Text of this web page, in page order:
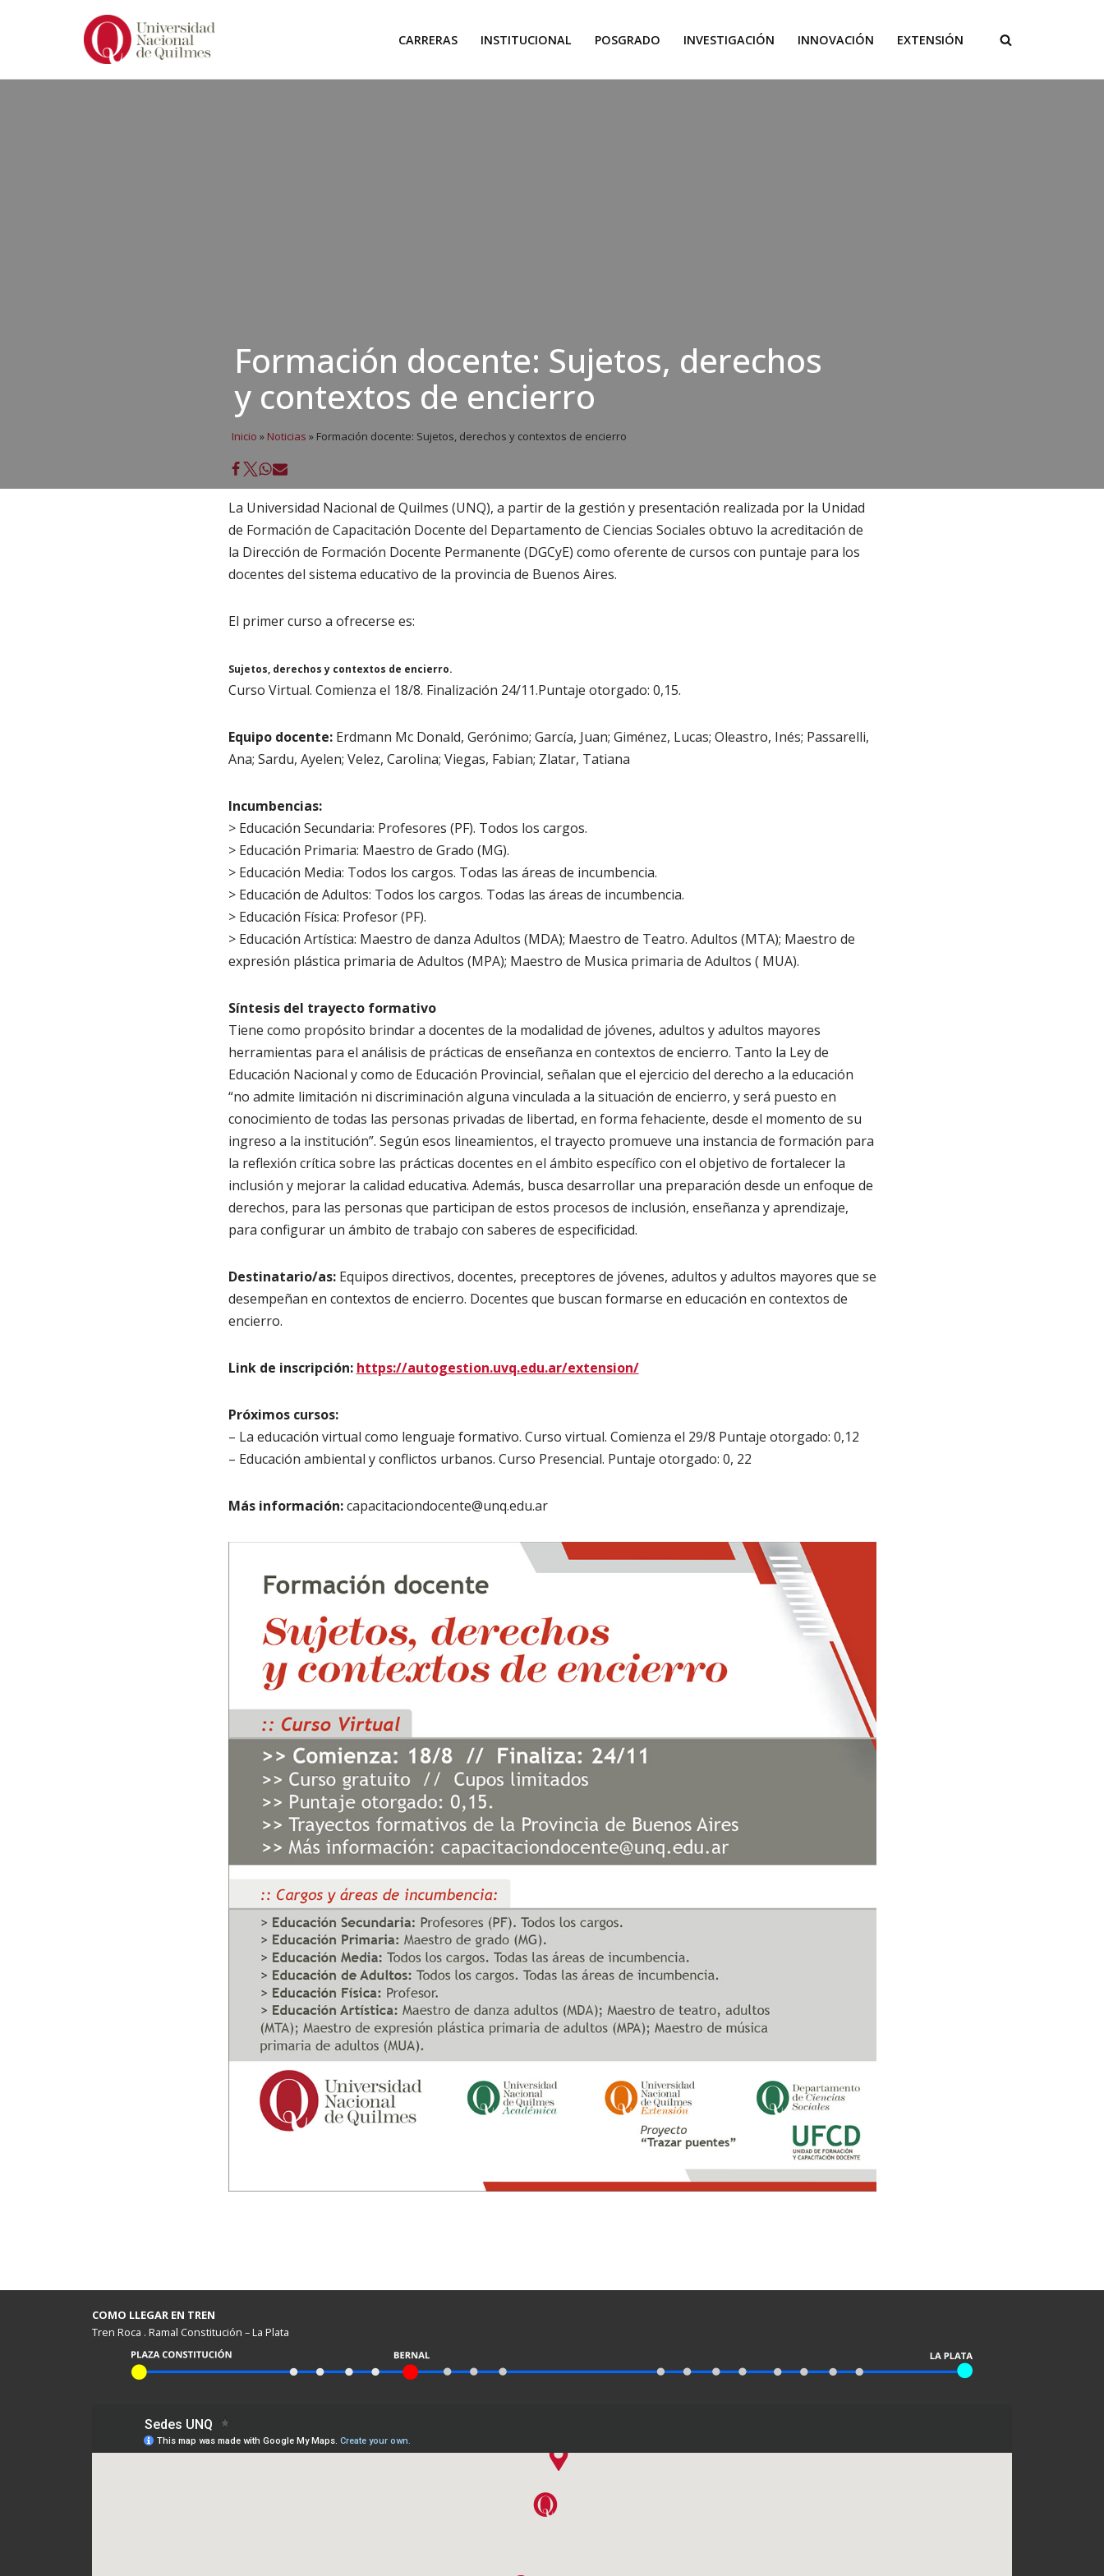
CARRERAS INSTITUCIONAL POSGRADO INVESTIGACIÓN INNOVACIÓN EXTENSIÓN
Formación docente: Sujetos, derechos
y contextos de encierro
Inicio » Noticias » Formación docente: Sujetos, derechos y contextos de encierro
La Universidad Nacional de Quilmes (UNQ), a partir de la gestión y presentación realizada por la Unidad
de Formación de Capacitación Docente del Departamento de Ciencias Sociales obtuvo la acreditación de
la Dirección de Formación Docente Permanente (DGCyE) como oferente de cursos con puntaje para los
docentes del sistema educativo de la provincia de Buenos Aires.
El primer curso a ofrecerse es:
Sujetos, derechos y contextos de encierro.
Curso Virtual. Comienza el 18/8. Finalización 24/11.Puntaje otorgado: 0,15.
Equipo docente: Erdmann Mc Donald, Gerónimo; García, Juan; Giménez, Lucas; Oleastro, Inés; Passarelli,
Ana; Sardu, Ayelen; Velez, Carolina; Viegas, Fabian; Zlatar, Tatiana
Incumbencias:
> Educación Secundaria: Profesores (PF). Todos los cargos.
> Educación Primaria: Maestro de Grado (MG).
> Educación Media: Todos los cargos. Todas las áreas de incumbencia.
> Educación de Adultos: Todos los cargos. Todas las áreas de incumbencia.
> Educación Física: Profesor (PF).
> Educación Artística: Maestro de danza Adultos (MDA); Maestro de Teatro. Adultos (MTA); Maestro de
expresión plástica primaria de Adultos (MPA); Maestro de Musica primaria de Adultos ( MUA).
Síntesis del trayecto formativo
Tiene como propósito brindar a docentes de la modalidad de jóvenes, adultos y adultos mayores
herramientas para el análisis de prácticas de enseñanza en contextos de encierro. Tanto la Ley de
Educación Nacional y como de Educación Provincial, señalan que el ejercicio del derecho a la educación
“no admite limitación ni discriminación alguna vinculada a la situación de encierro, y será puesto en
conocimiento de todas las personas privadas de libertad, en forma fehaciente, desde el momento de su
ingreso a la institución”. Según esos lineamientos, el trayecto promueve una instancia de formación para
la reflexión crítica sobre las prácticas docentes en el ámbito específico con el objetivo de fortalecer la
inclusión y mejorar la calidad educativa. Además, busca desarrollar una preparación desde un enfoque de
derechos, para las personas que participan de estos procesos de inclusión, enseñanza y aprendizaje,
para configurar un ámbito de trabajo con saberes de especificidad.
Destinatario/as:Equipos directivos, docentes, preceptores de jóvenes, adultos y adultos mayores que se
desempeñan en contextos de encierro. Docentes que buscan formarse en educación en contextos de
encierro.
Link de inscripción: https://autogestion.uvq.edu.ar/extension/
Próximos cursos:
– La educación virtual como lenguaje formativo. Curso virtual. Comienza el 29/8 Puntaje otorgado: 0,12
– Educación ambiental y conflictos urbanos. Curso Presencial. Puntaje otorgado: 0, 22
Más información:capacitaciondocente@unq.edu.ar
COMO LLEGAR EN TREN
Tren Roca . Ramal Constitución – La Plata